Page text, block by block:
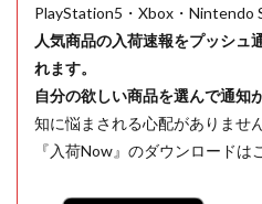
PlayStation5・Xbox・Nintendo
人気商品の入荷速報をプッシュ
れます。
自分の欲しい商品を選んで通知
知に悩まされる心配がありません
『入荷Now』のダウンロードは